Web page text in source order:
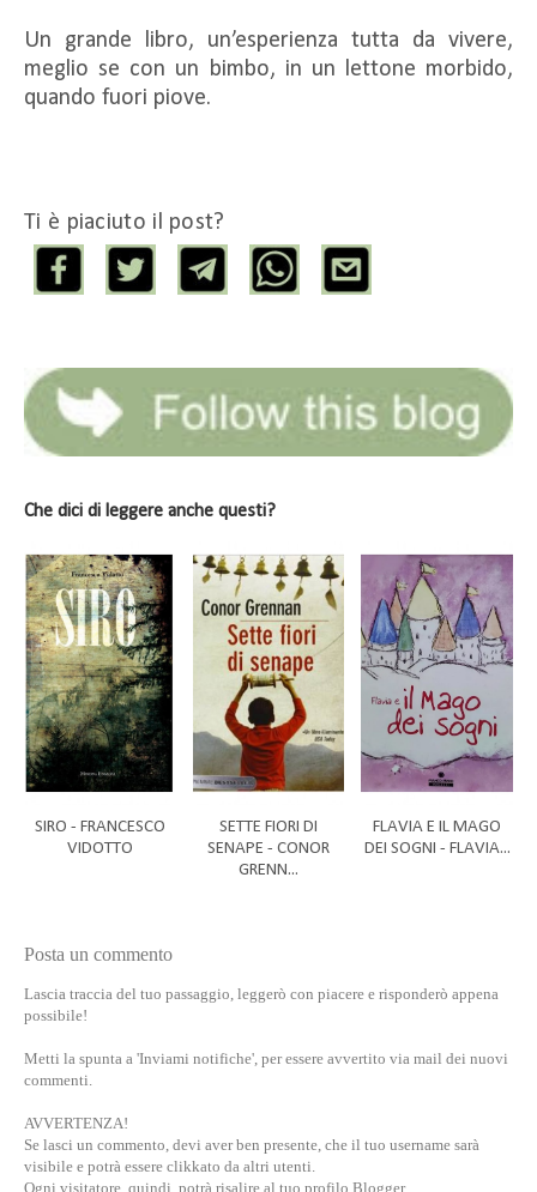
Un grande libro, un’esperienza tutta da vivere,
meglio se con un bimbo, in un lettone morbido,
quando fuori piove.
Ti è piaciuto il post?
Che dici di leggere anche questi?
SIRO - FRANCESCO
VIDOTTO
SETTE FIORI DI
SENAPE - CONOR
GRENN...
FLAVIA E IL MAGO
DEI SOGNI - FLAVIA...
Posta un commento
Lascia traccia del tuo passaggio, leggerò con piacere e risponderò appena
possibile!
Metti la spunta a 'Inviami notifiche', per essere avvertito via mail dei nuovi
commenti.
AVVERTENZA!
Se lasci un commento, devi aver ben presente, che il tuo username sarà
visibile e potrà essere clikkato da altri utenti.
Ogni visitatore, quindi, potrà risalire al tuo profilo Blogger